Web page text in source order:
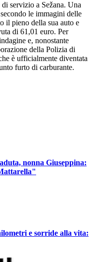
servizio a Sežana. Una
le immagini delle
il pieno della sua auto e
di 61,01 euro. Per
e, nonostante
della Polizia di
è ufficialmente diventata
furto di carburante.
nonna Giuseppina:
e sorride alla vita: